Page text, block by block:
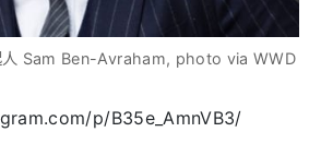
Sam Ben-Avraham, photo via WWD
p/B35e_AmnVB3/